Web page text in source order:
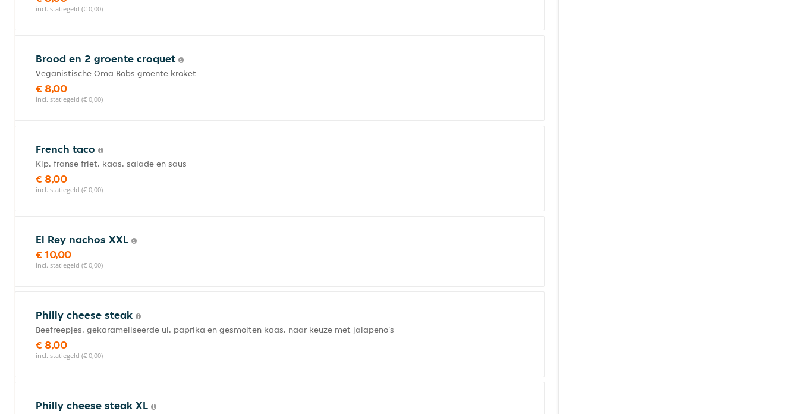
incl. statiegeld (€ 0,00)
Brood en 2 groente croquet
Veganistische Oma Bobs groente kroket
€ 8,00
incl. statiegeld (€ 0,00)
French taco
Kip, franse friet, kaas, salade en saus
€ 8,00
incl. statiegeld (€ 0,00)
El Rey nachos XXL
€ 10,00
incl. statiegeld (€ 0,00)
Philly cheese steak
Beefreepjes, gekarameliseerde ui, paprika en gesmolten kaas, naar keuze met jalapeno's
€ 8,00
incl. statiegeld (€ 0,00)
Philly cheese steak XL